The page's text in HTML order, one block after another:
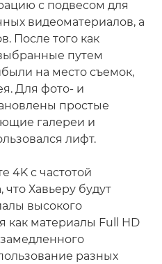
с подвесом для
видеоматериалов, а
После того как
путем
на место съемок,
Для фото- и
простые
галереи и
лифт.
4K с частотой
что Хавьеру будут
высокого
как материалы Full HD
разных